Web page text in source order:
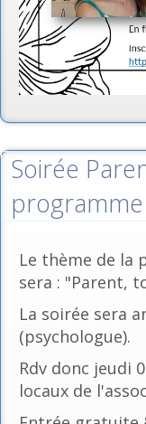
Soirée
programme
Le thème de la
sera : "Parent,
La soirée sera
(psychologue).
Rdv donc jeudi
locaux de